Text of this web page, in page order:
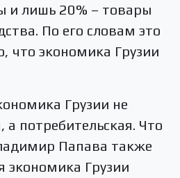
и лишь 20% – товары
По его словам это
что экономика Грузии
Грузии не
а потребительская. Что
Папава также
экономика Грузии